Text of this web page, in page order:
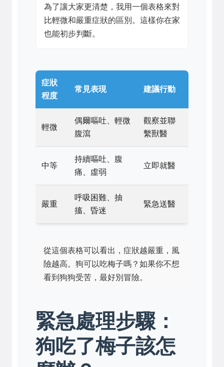
為了讓大家更清楚，我用一個表格來對
比輕微和嚴重症狀的區別。這樣你在家
也能初步判斷。
症狀
程度
常見表現 建議行動
輕微
偶爾嘔吐、輕微
腹瀉
觀察並聯
繫獸醫
中等
持續嘔吐、腹
痛、虛弱
立即就醫
嚴重
呼吸困難、抽
搐、昏迷
緊急送醫
從這個表格可以看出，症狀越嚴重，風
險越高。狗可以吃梅子嗎？如果你不想
看到狗狗受苦，最好別冒險。
緊急處理步驟：
狗吃了梅子該怎